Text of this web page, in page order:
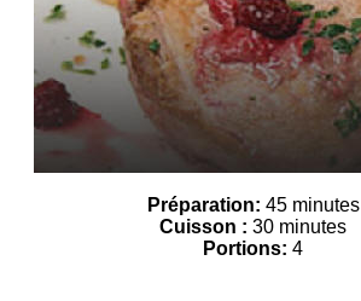
Préparation: 45 minutes
Cuisson : 30 minutes
Portions: 4